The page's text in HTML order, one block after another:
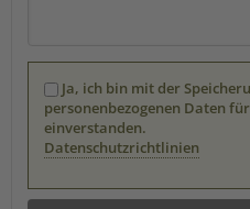
Ja, ich bin mit der
personenbezogenen Daten
einverstanden.
Datenschutzrichtlinien